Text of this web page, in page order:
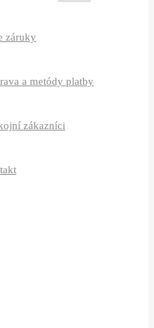
záruky
a metódy platby
zákazníci